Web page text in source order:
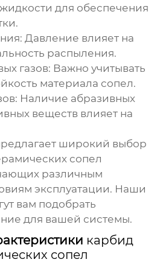
для обеспечения
Давление влияет на
распыления.
газов: Важно учитывать
материала сопел.
Наличие абразивных
веществ влияет на
широкий выбор
сопел
различным
эксплуатации. Наши
вам подобрать
для вашей системы.
карбид
сопел